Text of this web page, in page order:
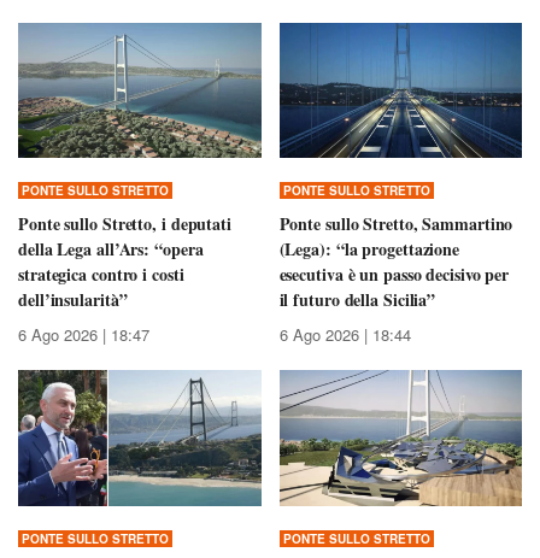
PONTE SULLO STRETTO
Ponte sullo Stretto, i deputati
della Lega all’Ars: “opera
strategica contro i costi
dell’insularità”
6 Ago 2026 | 18:47
PONTE SULLO STRETTO
Ponte sullo Stretto, Sammartino
(Lega): “la progettazione
esecutiva è un passo decisivo per
il futuro della Sicilia”
6 Ago 2026 | 18:44
PONTE SULLO STRETTO PONTE SULLO STRETTO